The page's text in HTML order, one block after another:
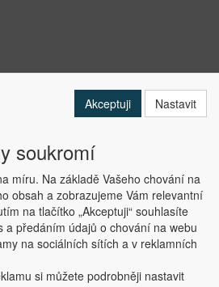
ABRA Software a.s. 2019
Akceptuji Nastavit
soukromí
míru. Na základě Vašeho chování na
obsah a zobrazujeme Vám relevantní
na tlačítko „Akceptuji“ souhlasíte
a předáním údajů o chování na webu
na sociálních sítích a v reklamních
si můžete podrobněji nastavit